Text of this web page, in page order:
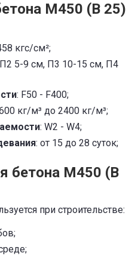
М450 (В 25)
кгс/см²;
5-9 см, П3 10-15 см, П4
: F50 - F400;
кг/м³ до 2400 кг/м³;
: W2 - W4;
: от 15 до 28 суток;
бетона М450 (В
при строительстве: